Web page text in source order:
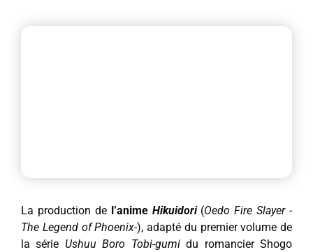
La production de l’anime Hikuidori (Oedo Fire Slayer -
The Legend of Phoenix-), adapté du premier volume de
la série Ushuu Boro Tobi-gumidu romancier Shogo